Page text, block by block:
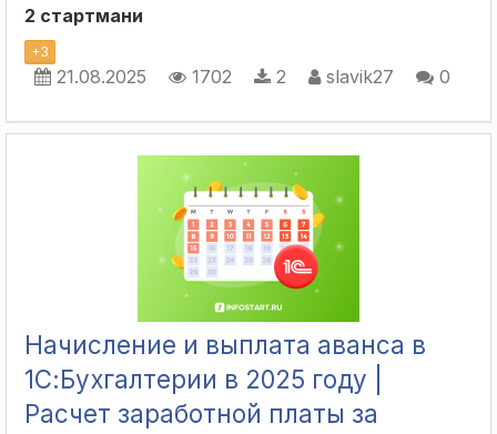
2 стартмани
+3
21.08.2025 1702 2 slavik27 0
Начисление и выплата аванса в
1С:Бухгалтерии в 2025 году |
Расчет заработной платы за